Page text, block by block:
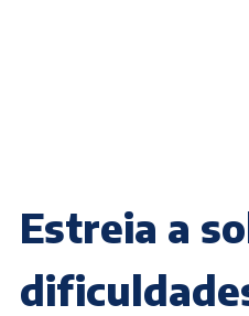
Estreia a